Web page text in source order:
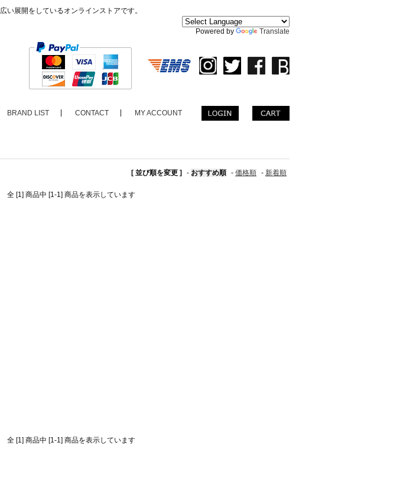
展開をしているオンラインストアです。
Powered by Translate
BRAND LIST CONTACT MY ACCOUNT
[ 並び順を変更 ] - おすすめ順 - 価格順 - 新着順
全 [1] 商品中 [1-1] 商品を表示しています
全 [1] 商品中 [1-1] 商品を表示しています